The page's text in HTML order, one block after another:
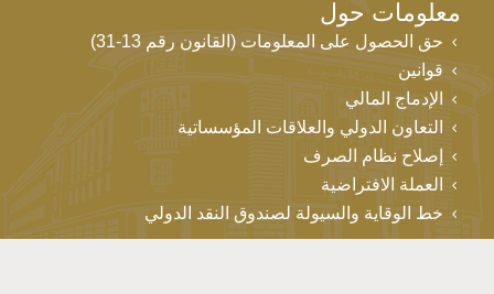
معلومات حول
حق الحصول على المعلومات (القانون رقم 13-31)
قوانين
الإدماج المالي
التعاون الدولي والعلاقات المؤسساتية
إصلاح نظام الصرف
العملة الافتراضية
خط الوقاية والسيولة لصندوق النقد الدولي